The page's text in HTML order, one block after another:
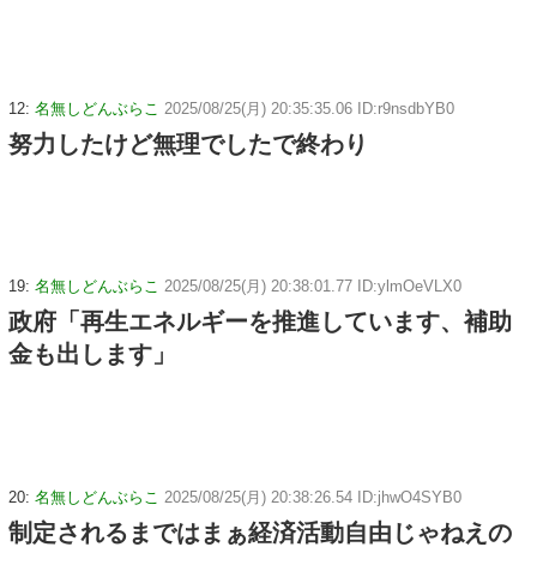
12: 名無しどんぶらこ 2025/08/25(月) 20:35:35.06 ID:r9nsdbYB0
努力したけど無理でしたで終わり
19: 名無しどんぶらこ 2025/08/25(月) 20:38:01.77 ID:ylmOeVLX0
政府「再生エネルギーを推進しています、補助
金も出します」
20: 名無しどんぶらこ 2025/08/25(月) 20:38:26.54 ID:jhwO4SYB0
制定されるまではまぁ経済活動自由じゃねえの